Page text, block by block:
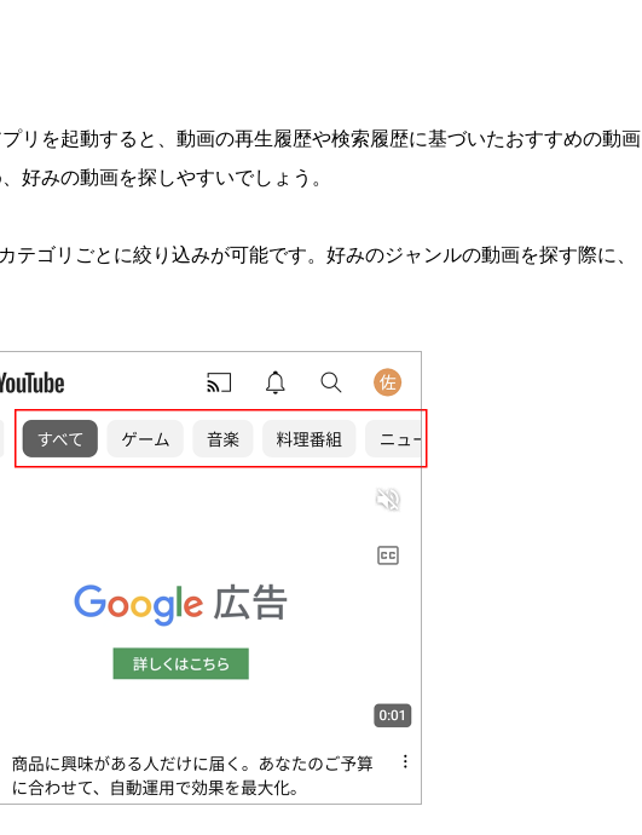
リを起動すると、動画の再生履歴や検索履歴に基づいたおすすめの動画
好みの動画を探しやすいでしょう。
テゴリごとに絞り込みが可能です。好みのジャンルの動画を探す際に、